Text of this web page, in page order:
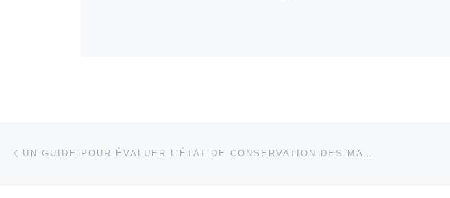
Parcourir les articles